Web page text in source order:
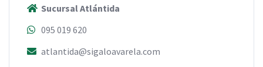
Sucursal Atlántida
095 019 620
atlantida@sigaloavarela.com